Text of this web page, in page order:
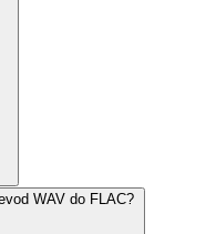
WAV do FLAC?